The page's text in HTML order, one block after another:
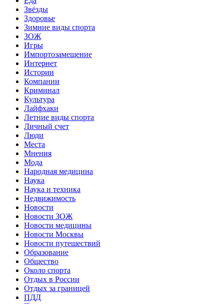
Звёзды
Здоровье
Зимние виды спорта
ЗОЖ
Игры
Импортозамещение
Интернет
Истории
Компании
Криминал
Культура
Лайфхаки
Летние виды спорта
Личный счет
Люди
Места
Мнения
Мода
Народная медицина
Наука
Наука и техника
Недвижимость
Новости
Новости ЗОЖ
Новости медицины
Новости Москвы
Новости путешествий
Образование
Общество
Около спорта
Отдых в России
Отдых за границей
ПДД